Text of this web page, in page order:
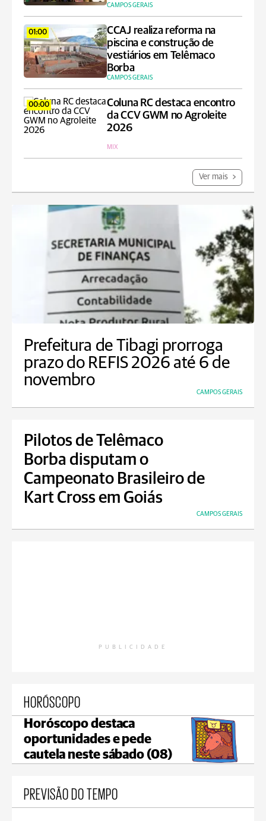
CAMPOS GERAIS
01:00
CCAJ realiza reforma na
piscina e construção de
vestiários em Telêmaco
Borba
CAMPOS GERAIS
00:00
Coluna RC destaca encontro
da CCV GWM no Agroleite
2026
MIX
Ver mais
Prefeitura de Tibagi prorroga
prazo do REFIS 2026 até 6 de
novembro
CAMPOS GERAIS
Pilotos de Telêmaco
Borba disputam o
Campeonato Brasileiro de
Kart Cross em Goiás
CAMPOS GERAIS
PUBLICIDADE
HORÓSCOPO
Horóscopo destaca
oportunidades e pede
cautela neste sábado (08)
PREVISÃO DO TEMPO